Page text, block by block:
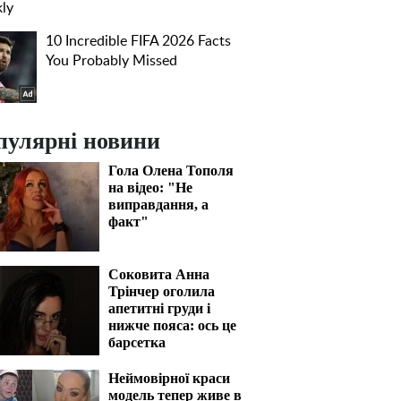
новини
Гола Олена Тополя
на відео: "Не
виправдання, а
факт"
Соковита Анна
Трінчер оголила
апетитні груди і
нижче пояса: ось це
барсетка
Неймовірної краси
модель тепер живе в